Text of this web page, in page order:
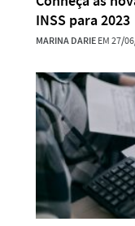
INSS para 2023
MARINA DARIEEM 27/